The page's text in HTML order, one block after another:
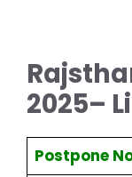
2025–
Postpone